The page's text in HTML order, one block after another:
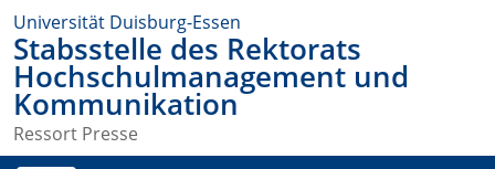
Universität Duisburg-Essen
Stabsstelle des Rektorats
Hochschulmanagement und
Kommunikation
Ressort Presse